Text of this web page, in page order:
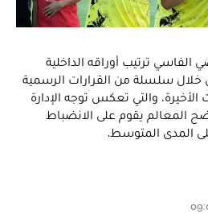
الفاسي ترتيب أوراقه الداخلية
خلال سلسلة من القرارات الرسمية
والتي تعكس توجه الإدارة
المعالم يقوم على الانضباط
المدى المتوسط.